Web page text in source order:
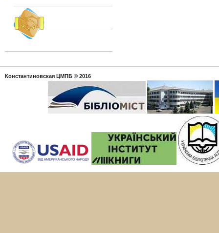
Константиновская ЦМПБ © 2016